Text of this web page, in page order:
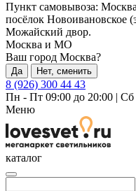
Пункт самовывоза:
посёлок Новоивановское
Можайский двор.
Москва и МО
Ваш город Москва?
Да Нет, сменить
8 (926) 300 44 43
Пн - Пт 09:00 до 20:00 | Сб
Меню
каталог